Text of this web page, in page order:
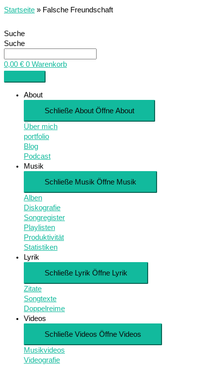
Startseite » Falsche Freundschaft
Suche
Suche
0,00 € 0 Warenkorb
About
Schließe About Öffne About
Über mich
portfolio
Blog
Podcast
Musik
Schließe Musik Öffne Musik
Alben
Diskografie
Songregister
Playlisten
Produktivität
Statistiken
Lyrik
Schließe Lyrik Öffne Lyrik
Zitate
Songtexte
Doppelreime
Videos
Schließe Videos Öffne Videos
Musikvideos
Videografie